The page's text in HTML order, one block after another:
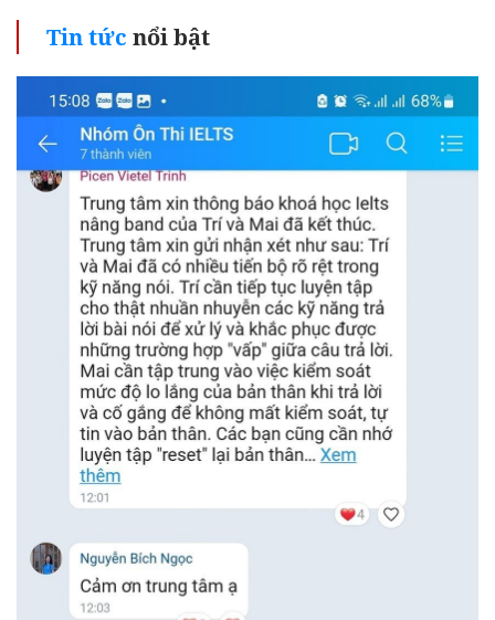
Tin tức nổi bật